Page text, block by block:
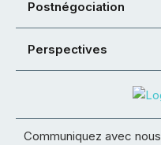
Postnégociation
Perspectives
Communiquez avec nous